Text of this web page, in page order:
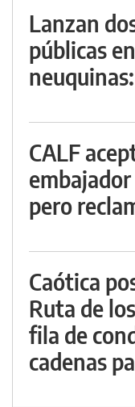
Lanzan
públicas
CALF
pero
Caótica
Ruta de
fila de
cadenas